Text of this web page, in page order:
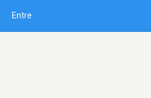
Entre